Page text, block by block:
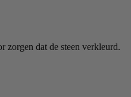
zorgen dat de steen verkleurd.